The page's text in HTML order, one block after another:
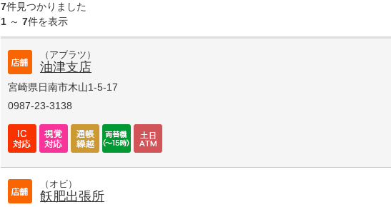
7件見つかりました
1 ～ 7件を表示
（アブラツ）
油津支店
宮崎県日南市木山1-5-17
0987-23-3138
（オビ）
飫肥出張所